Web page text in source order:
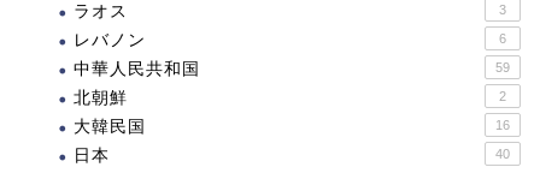
ラオス 3
レバノン 6
中華人民共和国 59
北朝鮮 2
大韓民国 16
日本 40